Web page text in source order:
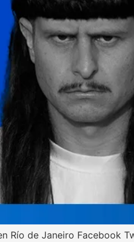
Río de Janeiro Facebook